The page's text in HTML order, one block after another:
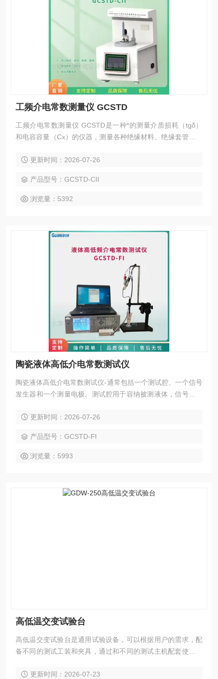
工频介电常数测量仪 GCSTD
工频介电常数测量仪 GCSTD是一种*的测量介质损耗（tgδ）
和电容容量（Cx）的仪器，测量各种绝缘材料、绝缘套管、绝
质损耗（tgδ）和电容容量（Cx）。具有操作简单、中文显
点。
更新时间：2026-07-26
产品型号：GCSTD-CII
浏览量：5392
陶瓷液体高低介电常数测试仪
陶瓷液体高低介电常数测试仪-通常包括一个测试腔、一个信号
发生器和一个测量电极。测试腔用于容纳被测液体，信号发生
频率下的电容或电阻。
更新时间：2026-07-26
产品型号：GCSTD-FI
浏览量：5993
高低温交变试验台
高低温交变试验台是通用试验设备，可以根据用户的需求，配
备不同的测试工装和夹具，通过和不同的测试主机配套使用，
性能测试。
更新时间：2026-07-23